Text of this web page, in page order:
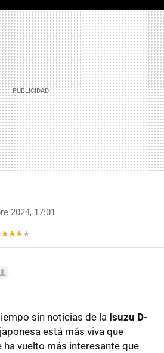
MAIL
2024, 17:01
sin noticias de la Isuzu D-
está más viva que
ha vuelto más interesante que